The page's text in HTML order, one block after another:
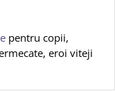
pentru copii,
eroi viteji